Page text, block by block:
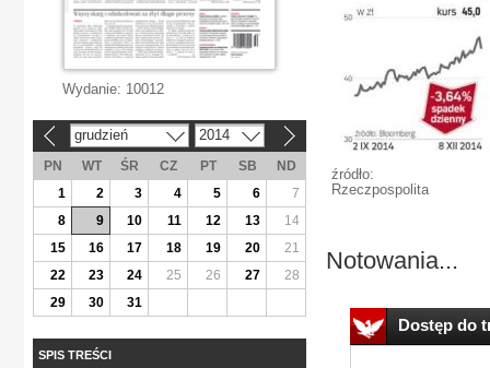
źródło:
Rzeczpospolita
Notowania...
Dostęp do
Wydanie: 10012
grudzień 2014
PN WT ŚR CZ PT SB
ND
1
2 3 4 5 6
7
8
9 10 11 12 13
14
15
16 17 18 19 20
21
22
23 24 25 26 27
28
29
30 31
SPIS TREŚCI